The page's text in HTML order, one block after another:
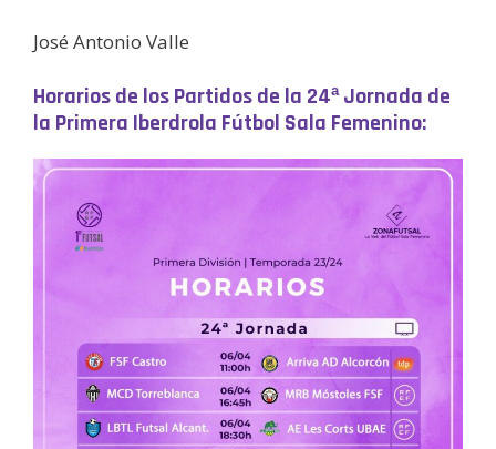
José Antonio Valle
Horarios de los Partidos de la 24ª Jornada de
la Primera Iberdrola Fútbol Sala Femenino: